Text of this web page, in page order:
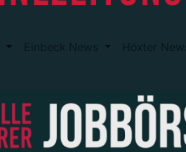
Einbeck News Höxter